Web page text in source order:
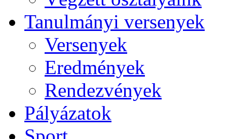
Tanulmányi versenyek
Versenyek
Eredmények
Rendezvények
Pályázatok